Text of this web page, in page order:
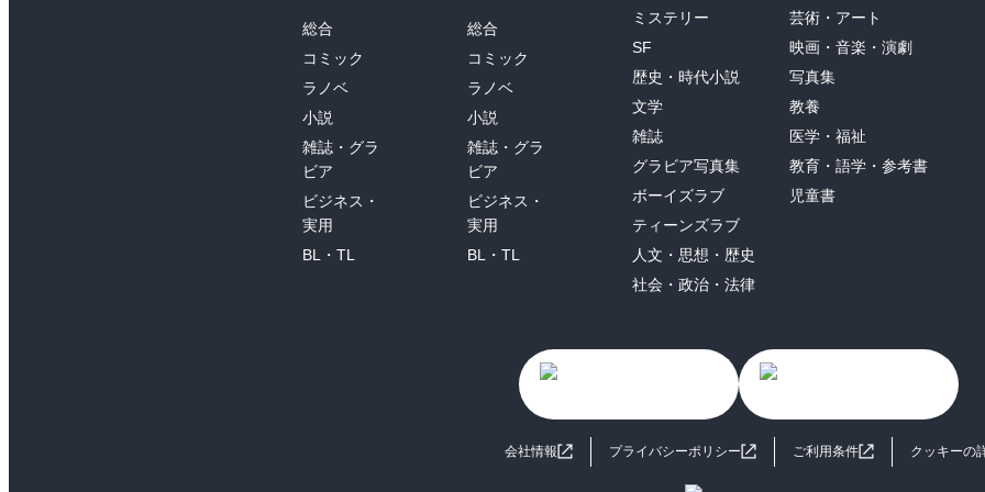
総合
コミック
ラノベ
小説
雑誌・グラ
ビア
ビジネス・
実用
BL・TL
総合
コミック
ラノベ
小説
雑誌・グラ
ビア
ビジネス・
実用
BL・TL
ミステリー
SF
歴史・時代小説
文学
雑誌
グラビア写真集
ボーイズラブ
ティーンズラブ
人文・思想・歴史
社会・政治・法律
芸術・アート
映画・音楽・演劇
写真集
教養
医学・福祉
教育・語学・参考書
児童書
会社情報 プライバシーポリシー ご利用条件 クッキーの